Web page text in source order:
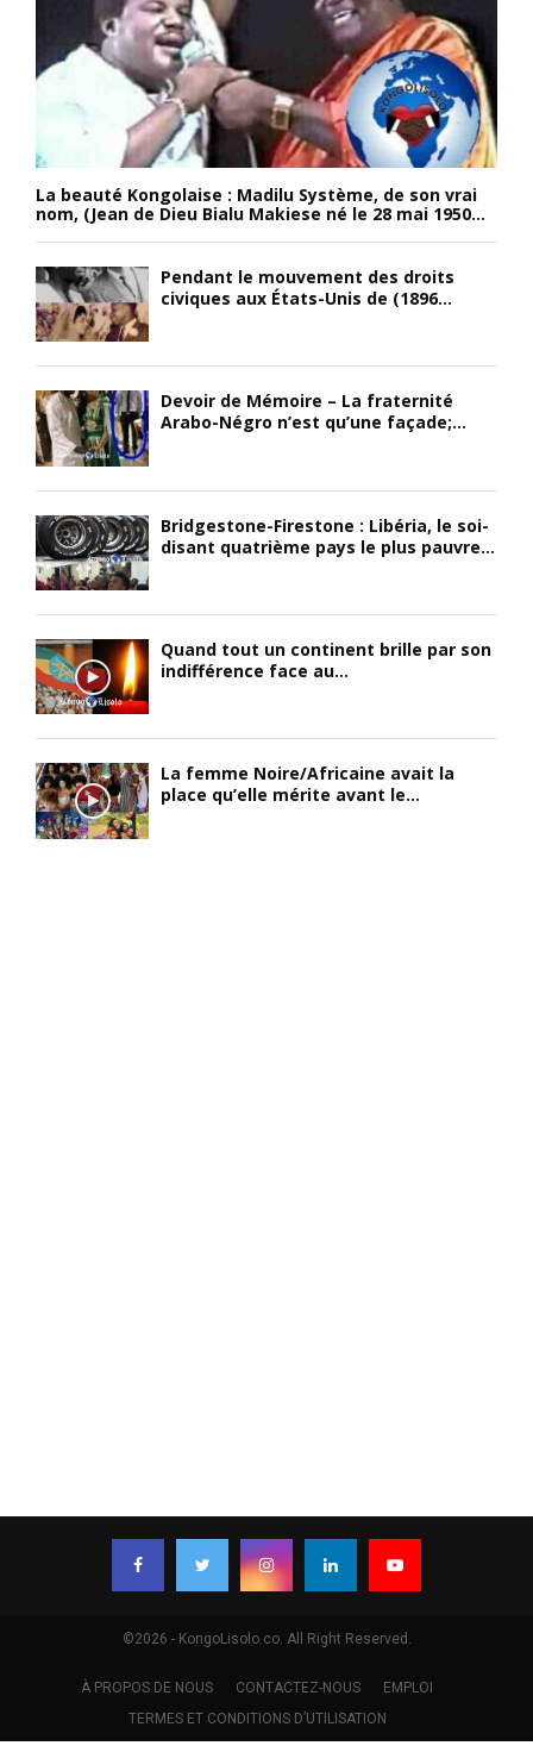
La beauté Kongolaise : Madilu Système, de son vrai
nom, (Jean de Dieu Bialu Makiese né le 28 mai 1950...
Pendant le mouvement des droits
civiques aux États-Unis de (1896...
Devoir de Mémoire – La fraternité
Arabo-Négro n’est qu’une façade;...
Bridgestone-Firestone : Libéria, le soi-
disant quatrième pays le plus pauvre...
Quand tout un continent brille par son
indifférence face au...
La femme Noire/Africaine avait la
place qu’elle mérite avant le...
©2026 - KongoLisolo.co. All Right Reserved.
À PROPOS DE NOUS CONTACTEZ-NOUS
EMPLOI
TERMES ET CONDITIONS D’UTILISATION